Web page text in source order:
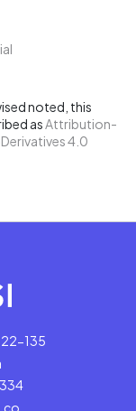
noted, this
asAttribution-
4.0
135